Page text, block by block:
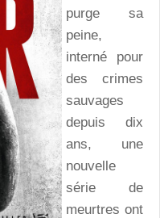
purge sa
peine,
interné pour
des crimes
sauvages
depuis dix
ans, une
nouvelle
série de
meurtres ont